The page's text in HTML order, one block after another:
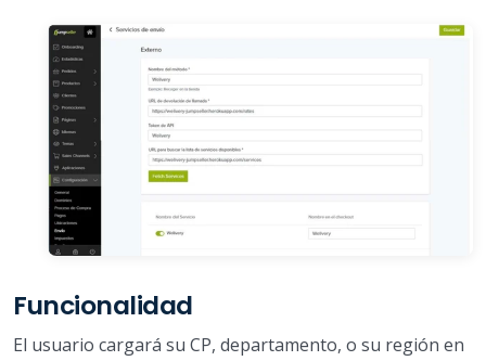
Funcionalidad
El usuario cargará su CP, departamento, o su región en